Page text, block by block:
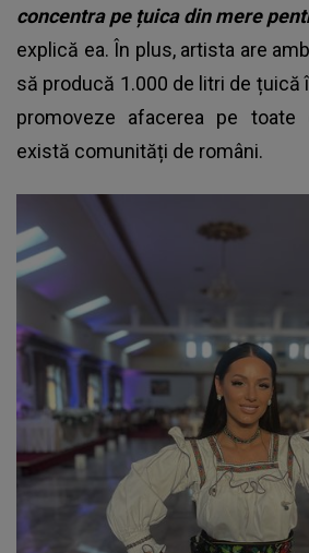
concentra pe țuica din mere
explică ea. În plus, artista are
să producă 1.000 de litri de țuică
promoveze afacerea pe toate
există comunități de români.